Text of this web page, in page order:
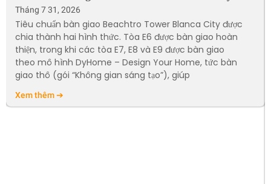
Tháng 7 31, 2026
Tiêu chuẩn bàn giao Beachtro Tower Blanca City được
chia thành hai hình thức. Tòa E6 được bàn giao hoàn
thiện, trong khi các tòa E7, E8 và E9 được bàn giao
theo mô hình DyHome – Design Your Home, tức bàn
giao thô (gói “Không gian sáng tạo”), giúp
Xem thêm ➔